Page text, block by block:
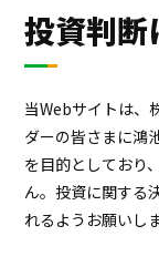
投資判断
当Webサイトは、
ダーの皆さまに鴻
を目的としており
ん。投資に関する
れるようお願いしま